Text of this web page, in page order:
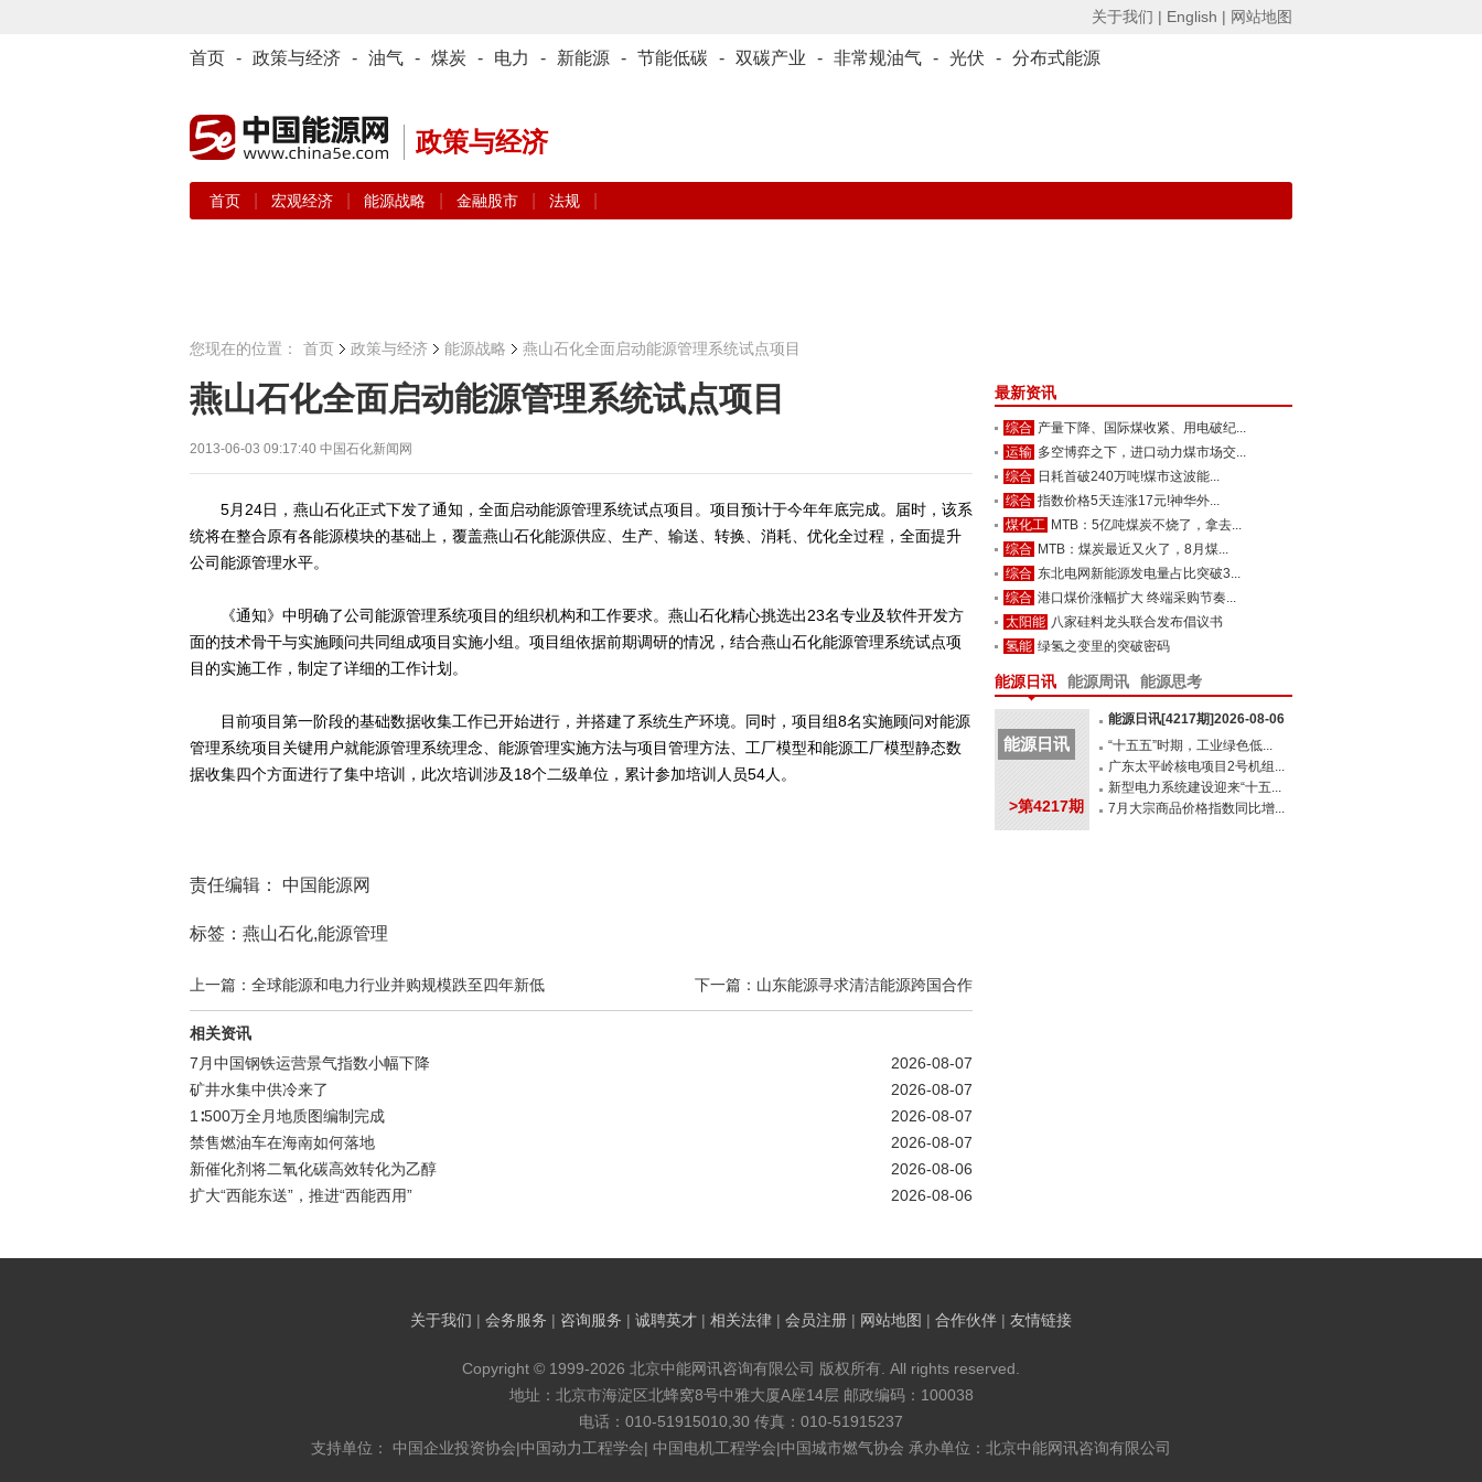
关于我们 | English | 网站地图
首页 - 政策与经济 - 油气 - 煤炭 - 电力 - 新能源 - 节能低碳 - 双碳产业 - 非常规油气 - 光伏 - 分布式能源
政策与经济
首页 宏观经济 能源战略 金融股市 法规
您现在的位置： 首页 政策与经济 能源战略 燕山石化全面启动能源管理系统试点项目
燕山石化全面启动能源管理系统试点项目
2013-06-03 09:17:40 中国石化新闻网
5月24日，燕山石化正式下发了通知，全面启动能源管理系统试点项目。项目预计于今年年底完成。届时，该系
统将在整合原有各能源模块的基础上，覆盖燕山石化能源供应、生产、输送、转换、消耗、优化全过程，全面提升
公司能源管理水平。
《通知》中明确了公司能源管理系统项目的组织机构和工作要求。燕山石化精心挑选出23名专业及软件开发方
面的技术骨干与实施顾问共同组成项目实施小组。项目组依据前期调研的情况，结合燕山石化能源管理系统试点项
目的实施工作，制定了详细的工作计划。
目前项目第一阶段的基础数据收集工作已开始进行，并搭建了系统生产环境。同时，项目组8名实施顾问对能源
管理系统项目关键用户就能源管理系统理念、能源管理实施方法与项目管理方法、工厂模型和能源工厂模型静态数
据收集四个方面进行了集中培训，此次培训涉及18个二级单位，累计参加培训人员54人。
责任编辑： 中国能源网
标签：燕山石化,能源管理
上一篇：全球能源和电力行业并购规模跌至四年新低 下一篇：山东能源寻求清洁能源跨国合作
相关资讯
2026-08-07
7月中国钢铁运营景气指数小幅下降
2026-08-07
矿井水集中供冷来了
2026-08-07
1∶500万全月地质图编制完成
2026-08-07
禁售燃油车在海南如何落地
2026-08-06
新催化剂将二氧化碳高效转化为乙醇
2026-08-06
扩大“西能东送”，推进“西能西用”
最新资讯
综合 产量下降、国际煤收紧、用电破纪...
运输 多空博弈之下，进口动力煤市场交...
综合 日耗首破240万吨!煤市这波能...
综合 指数价格5天连涨17元!神华外...
煤化工 MTB：5亿吨煤炭不烧了，拿去...
综合 MTB：煤炭最近又火了，8月煤...
综合 东北电网新能源发电量占比突破3...
综合 港口煤价涨幅扩大 终端采购节奏...
太阳能 八家硅料龙头联合发布倡议书
氢能 绿氢之变里的突破密码
能源日讯 能源周讯 能源思考
能源日讯
>第4217期
能源日讯[4217期]2026-08-06
“十五五”时期，工业绿色低...
广东太平岭核电项目2号机组...
新型电力系统建设迎来“十五...
7月大宗商品价格指数同比增...
关于我们 | 会务服务 | 咨询服务 | 诚聘英才 | 相关法律 | 会员注册 | 网站地图 | 合作伙伴 | 友情链接
Copyright © 1999-2026 北京中能网讯咨询有限公司 版权所有. All rights reserved.
地址：北京市海淀区北蜂窝8号中雅大厦A座14层 邮政编码：100038
电话：010-51915010,30 传真：010-51915237
支持单位： 中国企业投资协会|中国动力工程学会| 中国电机工程学会|中国城市燃气协会 承办单位：北京中能网讯咨询有限公司